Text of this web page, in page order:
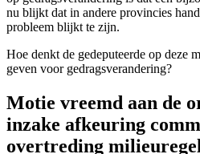
nu blijkt dat in andere provincies
probleem blijkt te zijn.
Hoe denkt de gedeputeerde op deze
geven voor gedragsverandering?
Motie vreemd aan de
inzake afkeuring
overtreding